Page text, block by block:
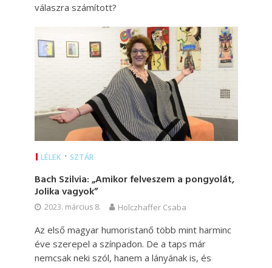
válaszra számított?
LÉLEK • SZTÁR
Bach Szilvia: „Amikor felveszem a pongyolát,
Jolika vagyok”
2023. március 8. Holczhaffer Csaba
Az első magyar humoristanő több mint harminc
éve szerepel a színpadon. De a taps már
nemcsak neki szól, hanem a lányának is, és